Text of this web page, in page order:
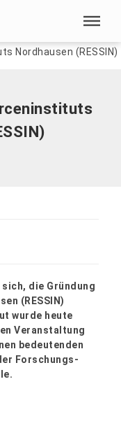
Nordhausen (RESSIN)
die Gründung
(RESSIN)
wurde heute
Veranstaltung
bedeutenden
Forschungs-